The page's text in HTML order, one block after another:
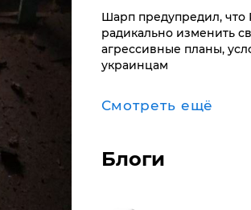
Шарп предупредил, что
радикально изменить
агрессивные планы,
украинцам
Смотреть ещё
Блоги